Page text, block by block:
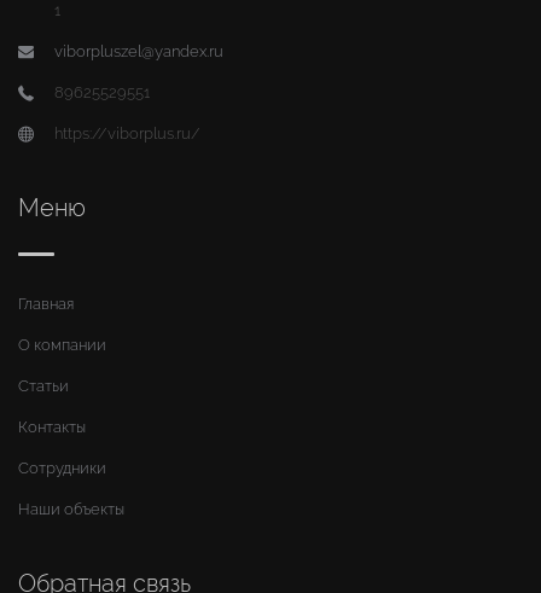
1
viborpluszel@yandex.ru
89625529551
https://viborplus.ru/
Меню
Главная
О компании
Статьи
Контакты
Сотрудники
Наши объекты
Обратная связь